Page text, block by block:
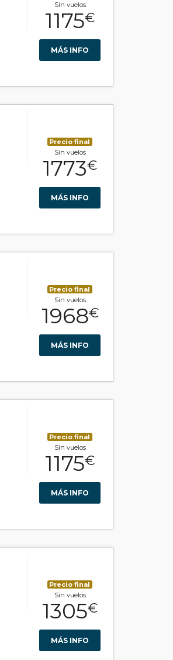
Sin vuelos
1175€
MÁS INFO
Precio final
Sin vuelos
1773€
MÁS INFO
Precio final
Sin vuelos
1968€
MÁS INFO
Precio final
Sin vuelos
1175€
MÁS INFO
Precio final
Sin vuelos
1305€
MÁS INFO